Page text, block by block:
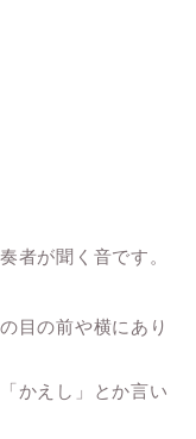
者が聞く音です。
目の前や横にあり
かえし」とか言い